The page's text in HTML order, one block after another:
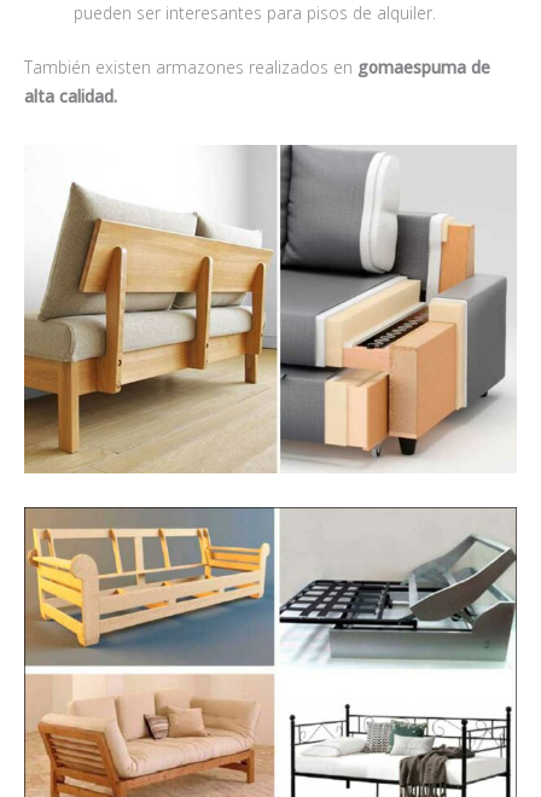
pueden ser interesantes para pisos de alquiler.
También existen armazones realizados en gomaespuma de
alta calidad.